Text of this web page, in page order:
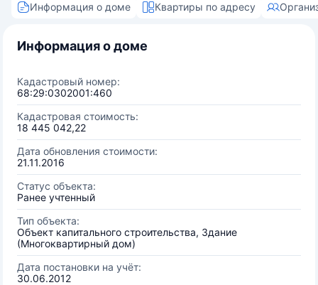
Информация о доме Квартиры по адресу
Информация о доме
Кадастровый номер:
68:29:0302001:460
Кадастровая стоимость:
18 445 042,22
Дата обновления стоимости:
21.11.2016
Статус объекта:
Ранее учтенный
Тип объекта:
Объект капитального строительства, Здание
(Многоквартирный дом)
Дата постановки на учёт:
30.06.2012